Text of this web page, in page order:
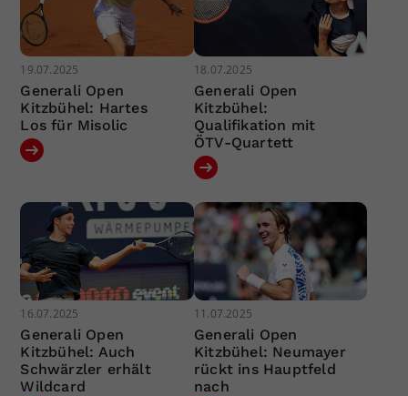
19.07.2025
Generali Open
Kitzbühel: Hartes
Los für Misolic
18.07.2025
Generali Open
Kitzbühel:
Qualifikation mit
ÖTV-Quartett
16.07.2025
Generali Open
Kitzbühel: Auch
Schwärzler erhält
Wildcard
11.07.2025
Generali Open
Kitzbühel: Neumayer
rückt ins Hauptfeld
nach